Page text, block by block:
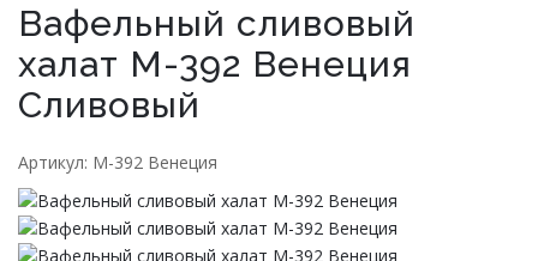
Новинки
Мужской Ассортимент
Детcкий трикотаж
Вафельный сливовый
халат М-392 Венеция
Сливовый
Артикул: М-392 Венеция